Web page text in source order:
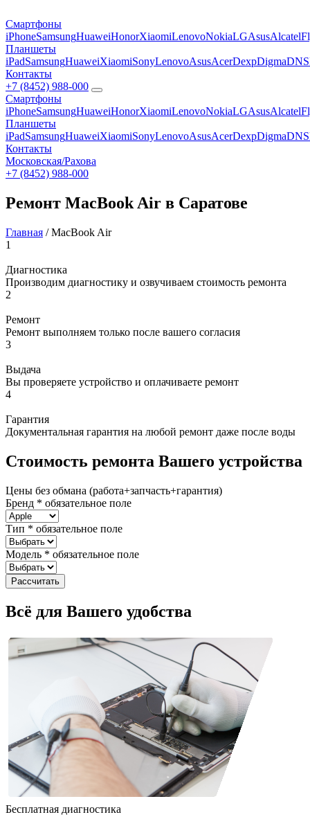
Смартфоны
iPhoneSamsungHuaweiHonorXiaomiLenovoNokiaLGAsusAlcatel
Планшеты
iPadSamsungHuaweiXiaomiSonyLenovoAsusAcerDexpDigmaDNS
Контакты
+7 (8452) 988-000
Смартфоны
iPhoneSamsungHuaweiHonorXiaomiLenovoNokiaLGAsusAlcatel
Планшеты
iPadSamsungHuaweiXiaomiSonyLenovoAsusAcerDexpDigmaDNS
Контакты
Московская/Рахова
+7 (8452) 988-000
Ремонт MacBook Air в Саратове
Главная / MacBook Air
1
Диагностика
Производим диагностику и озвучиваем стоимость ремонта
2
Ремонт
Ремонт выполняем только после вашего согласия
3
Выдача
Вы проверяете устройство и оплачиваете ремонт
4
Гарантия
Документальная гарантия на любой ремонт даже после воды
Стоимость ремонта Вашего устройства
Цены без обмана (работа+запчасть+гарантия)
Бренд * обязательное поле
Тип * обязательное поле
Модель * обязательное поле
Рассчитать
Всё для Вашего удобства
Бесплатная диагностика